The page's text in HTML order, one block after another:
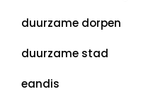
duurzame dorpen
duurzame stad
eandis